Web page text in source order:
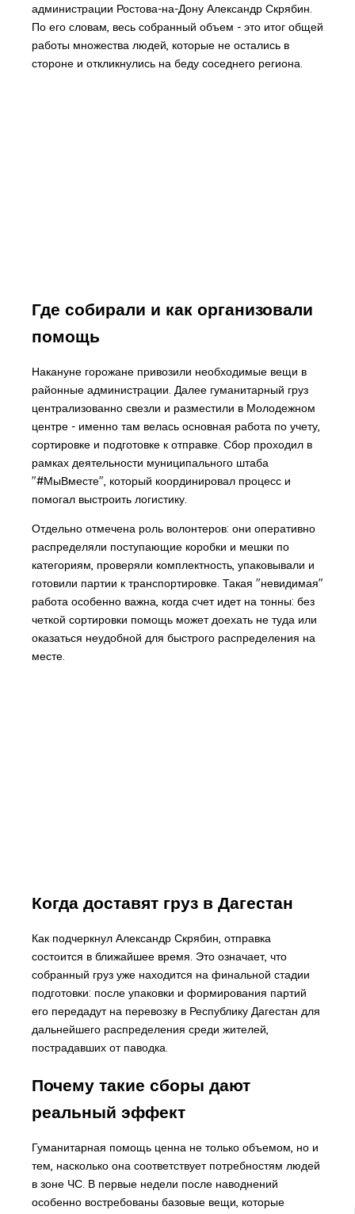
администрации Ростова-на-Дону Александр Скрябин.
По его словам, весь собранный объем - это итог общей
работы множества людей, которые не остались в
стороне и откликнулись на беду соседнего региона.
Где собирали и как организовали
помощь
Накануне горожане привозили необходимые вещи в
районные администрации. Далее гуманитарный груз
централизованно свезли и разместили в Молодежном
центре - именно там велась основная работа по учету,
сортировке и подготовке к отправке. Сбор проходил в
рамках деятельности муниципального штаба
"#МыВместе", который координировал процесс и
помогал выстроить логистику.
Отдельно отмечена роль волонтеров: они оперативно
распределяли поступающие коробки и мешки по
категориям, проверяли комплектность, упаковывали и
готовили партии к транспортировке. Такая "невидимая"
работа особенно важна, когда счет идет на тонны: без
четкой сортировки помощь может доехать не туда или
оказаться неудобной для быстрого распределения на
месте.
Когда доставят груз в Дагестан
Как подчеркнул Александр Скрябин, отправка
состоится в ближайшее время. Это означает, что
собранный груз уже находится на финальной стадии
подготовки: после упаковки и формирования партий
его передадут на перевозку в Республику Дагестан для
дальнейшего распределения среди жителей,
пострадавших от паводка.
Почему такие сборы дают
реальный эффект
Гуманитарная помощь ценна не только объемом, но и
тем, насколько она соответствует потребностям людей
в зоне ЧС. В первые недели после наводнений
особенно востребованы базовые вещи, которые